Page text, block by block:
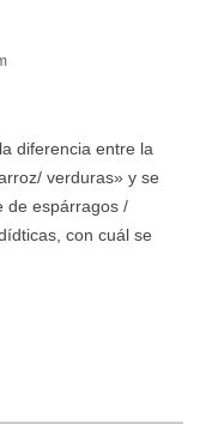
diferencia entre la
verduras» y se
de espárragos /
con cuál se